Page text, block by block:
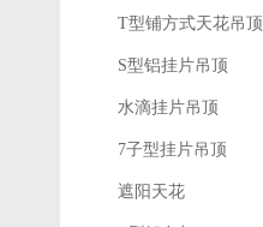
T型铺方式天花吊顶
S型铝挂片吊顶
水滴挂片吊顶
7子型挂片吊顶
遮阳天花